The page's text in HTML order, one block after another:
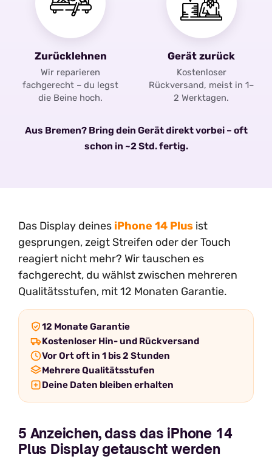
Zurücklehnen
Wir reparieren
fachgerecht – du legst
die Beine hoch.
Gerät zurück
Kostenloser
Rückversand, meist in 1–
2 Werktagen.
Aus Bremen? Bring dein Gerät direkt vorbei – oft
schon in ~2 Std. fertig.
Das Display deines iPhone 14 Plus ist
gesprungen, zeigt Streifen oder der Touch
reagiert nicht mehr? Wir tauschen es
fachgerecht, du wählst zwischen mehreren
Qualitätsstufen, mit 12 Monaten Garantie.
12 Monate Garantie
Kostenloser Hin- und Rückversand
Vor Ort oft in 1 bis 2 Stunden
Mehrere Qualitätsstufen
Deine Daten bleiben erhalten
5 Anzeichen, dass das iPhone 14
Plus Display getauscht werden